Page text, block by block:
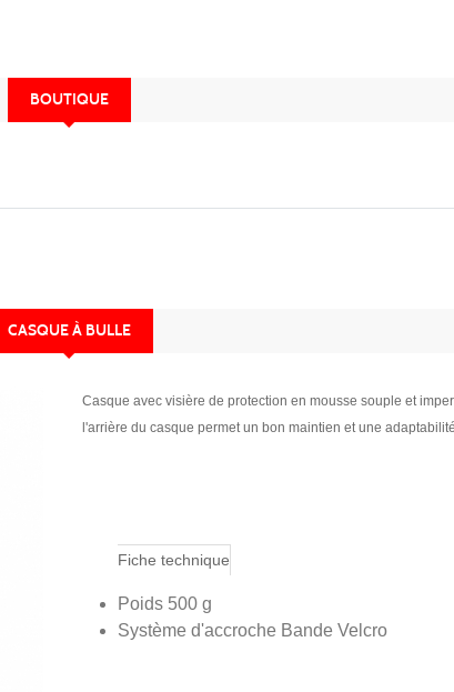
BOUTIQUE
CASQUE À BULLE
Casque avec visière de protection en mousse souple et
l'arrière du casque permet un bon maintien et une
Fiche technique
Poids 500 g
Système d'accroche Bande Velcro